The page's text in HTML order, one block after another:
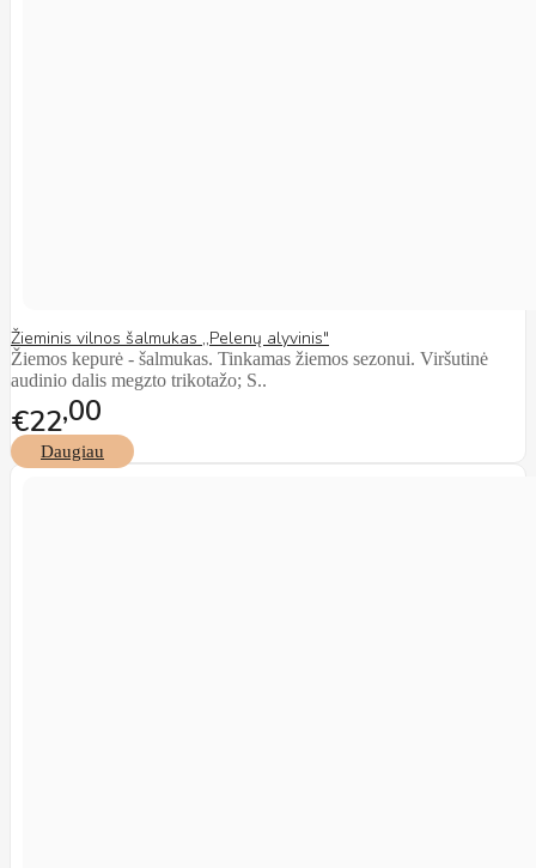
Žieminis vilnos šalmukas ,,Pelenų alyvinis"
Žiemos kepurė - šalmukas. Tinkamas žiemos sezonui. Viršutinė
audinio dalis megzto trikotažo; S..
€2200
Daugiau